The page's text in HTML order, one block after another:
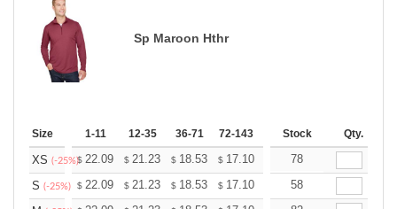
Sp Maroon Hthr
Size 1-11 12-35 36-71 72-143 144-287 288 + More
Stock Qty.
XS (-25%)$ 22.09 $ 21.23 $ 18.53 $ 17.10 16.24
78
S (-25%) $ 22.09 $ 21.23 $ 18.53 $ 17.10 16.24
58